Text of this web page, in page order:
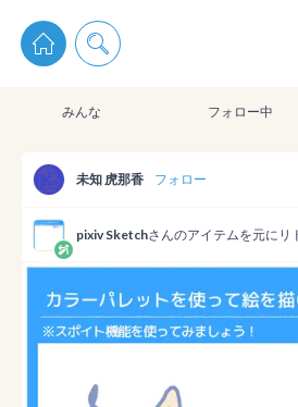
pixiv Sketchは2024年5月28日付で プライパ
通知を受け取るにはここをク
pixiv Sketchアプリでさらに
みんな フォロー中
未知 虎那香 フォロー
pixiv Sketchさんのアイテムを元にリ